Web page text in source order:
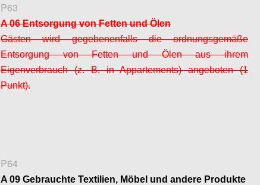
P63
A 06 Entsorgung von Fetten und Ölen
Gästen wird gegebenenfalls die ordnungsgemäße
Entsorgung von Fetten und Ölen aus ihrem
Eigenverbrauch (z. B. in Appartements) angeboten (1
Punkt).
P64
A 09 Gebrauchte Textilien, Möbel und andere Produkte